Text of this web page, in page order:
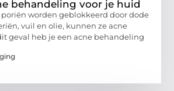
behandeling voor je huid
worden geblokkeerd door dode
vuil en olie, kunnen ze acne
geval heb je een acne behandeling